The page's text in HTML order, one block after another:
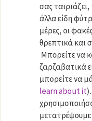
σας
άλλα είδη
μέρες, οι
θρεπτικά και
Μπορείτε να
ζαρζαβατικά
μπορείτε να
learn about it
μετατρέψουμε